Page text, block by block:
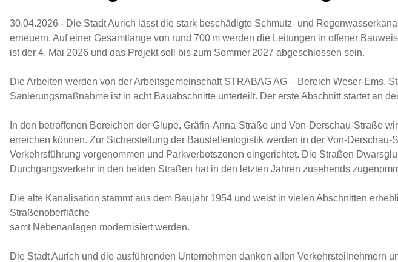
30.04.2026 - Die Stadt Aurich lässt die stark beschädigte Schmutz‑ und
erneuern. Auf einer Gesamtlänge von rund 700 m werden die Leitungen in offener
ist der 4. Mai 2026 und das Projekt soll bis zum Sommer 2027 abgeschlossen sein.
Die Arbeiten werden von der Arbeitsgemeinschaft STRABAG AG – Bereich Weser‑Ems,
Sanierungsmaßnahme ist in acht Bauabschnitte unterteilt. Der erste Abschnitt startet an
In den betroffenen Bereichen der Glupe, Gräfin‑Anna‑Straße und
erreichen können. Zur Sicherstellung der Baustellenlogistik werden in der
Verkehrsführung vorgenommen und Parkverbotszonen eingerichtet. Die Straßen
Durchgangsverkehr in den beiden Straßen hat in den letzten Jahren zusehends
Die alte Kanalisation stammt aus dem Baujahr 1954 und weist in vielen Abschnitten
Straßenoberfläche
samt Nebenanlagen modernisiert werden.
Die Stadt Aurich und die ausführenden Unternehmen danken allen Verkehrsteilnehmern